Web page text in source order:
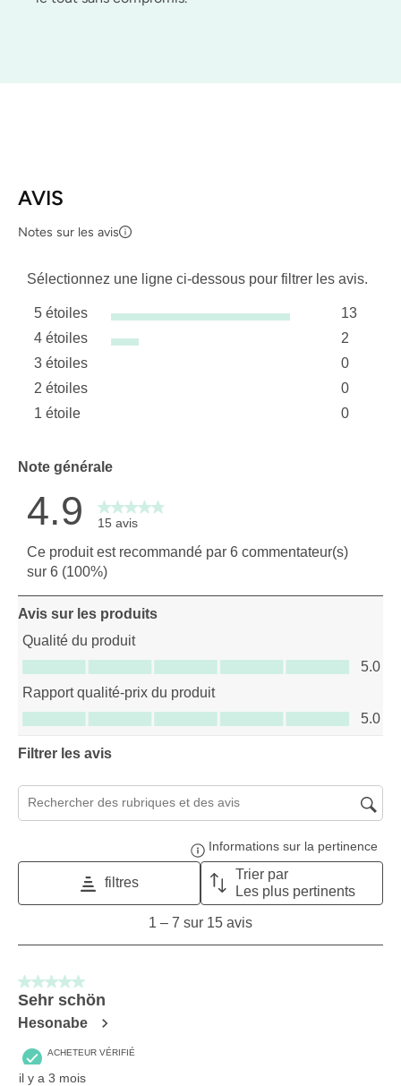
AVIS
Notes sur les avis
Sélectionnez une ligne ci-dessous pour filtrer les avis.
5 étoiles étoiles
13
13 avis
4 étoiles étoiles
2
2 avis
3 étoiles
0
0 avis
2 étoiles
0
0 avis
1 étoile
0
Note générale
4.9 15 avis
Ce produit est recommandé par 6 commentateur(s)
sur 6 (100%)
Avis sur les produits
Qualité du produit
Qualité du produit, 5.0 sur 5
5.0
Rapport qualité-prix du produit
Rapport qualité-prix du produit, 5.0 sur 5
5.0
Filtrer les avis
Zone de recherche de sujet et d'avis
Informations sur la pertinence
filtres
Trier par
Les plus pertinents
sur
15
avis.
1 – 7 sur 15 avis
5 sur 5 étoiles.
Sehr schön
Hesonabe
ACHETEUR VÉRIFIÉ
il y a 3 mois